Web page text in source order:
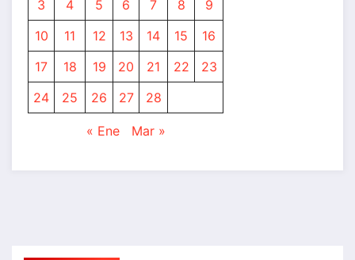
3
4 5 6 7 8
9
10
11 12 13 14 15
16
17
18 19 20 21 22
23
24
25 26 27 28
« Ene Mar »